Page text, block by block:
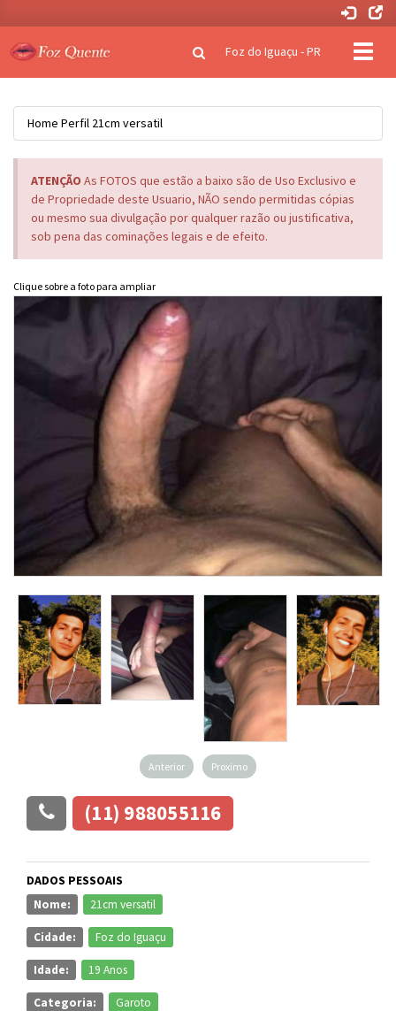
Clique
Foz do Iguaçu - PR
Home Perfil 21cm versatil
ATENÇÃO As FOTOS que estão a baixo são de Uso Exclusivo e
de Propriedade deste Usuario, NÃO sendo permitidas cópias
ou mesmo sua divulgação por qualquer razão ou justificativa,
sob pena das cominações legais e de efeito.
Clique sobre a foto para ampliar
Anterior Proximo
(11) 988055116
DADOS PESSOAIS
Nome: 21cm versatil
Cidade: Foz do Iguaçu
Idade: 19 Anos
Categoria: Garoto